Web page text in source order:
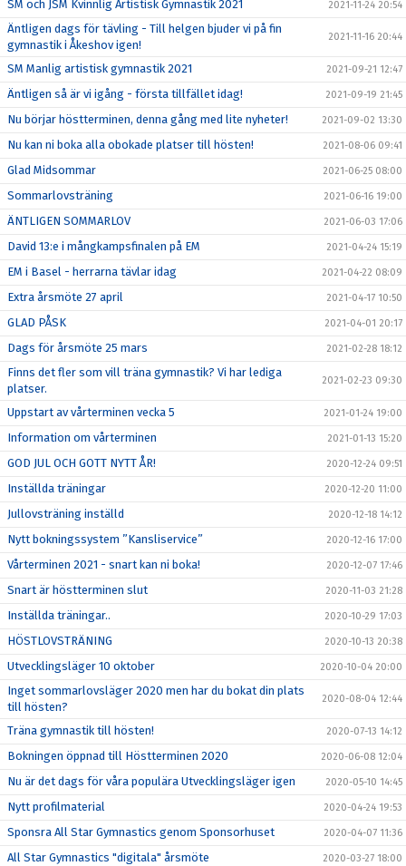
SM och JSM Kvinnlig Artistisk Gymnastik 2021 2021-11-24 20:54
Äntligen dags för tävling - Till helgen bjuder vi på fin
gymnastik i Åkeshov igen!
2021-11-16 20:44
SM Manlig artistisk gymnastik 2021 2021-09-21 12:47
Äntligen så är vi igång - första tillfället idag! 2021-09-19 21:45
Nu börjar höstterminen, denna gång med lite nyheter! 2021-09-02 13:30
Nu kan ni boka alla obokade platser till hösten! 2021-08-06 09:41
Glad Midsommar 2021-06-25 08:00
Sommarlovsträning 2021-06-16 19:00
ÄNTLIGEN SOMMARLOV 2021-06-03 17:06
David 13:e i mångkampsfinalen på EM 2021-04-24 15:19
EM i Basel - herrarna tävlar idag 2021-04-22 08:09
Extra årsmöte 27 april 2021-04-17 10:50
GLAD PÅSK 2021-04-01 20:17
Dags för årsmöte 25 mars 2021-02-28 18:12
Finns det fler som vill träna gymnastik? Vi har lediga
platser.
2021-02-23 09:30
Uppstart av vårterminen vecka 5 2021-01-24 19:00
Information om vårterminen 2021-01-13 15:20
GOD JUL OCH GOTT NYTT ÅR! 2020-12-24 09:51
Inställda träningar 2020-12-20 11:00
Jullovsträning inställd 2020-12-18 14:12
Nytt bokningssystem ”Kansliservice” 2020-12-16 17:00
Vårterminen 2021 - snart kan ni boka! 2020-12-07 17:46
Snart är höstterminen slut 2020-11-03 21:28
Inställda träningar.. 2020-10-29 17:03
HÖSTLOVSTRÄNING 2020-10-13 20:38
Utvecklingsläger 10 oktober 2020-10-04 20:00
Inget sommarlovsläger 2020 men har du bokat din plats
till hösten?
2020-08-04 12:44
Träna gymnastik till hösten! 2020-07-13 14:12
Bokningen öppnad till Höstterminen 2020 2020-06-08 12:04
Nu är det dags för våra populära Utvecklingsläger igen 2020-05-10 14:45
Nytt profilmaterial 2020-04-24 19:53
Sponsra All Star Gymnastics genom Sponsorhuset 2020-04-07 11:36
All Star Gymnastics "digitala" årsmöte 2020-03-27 18:00